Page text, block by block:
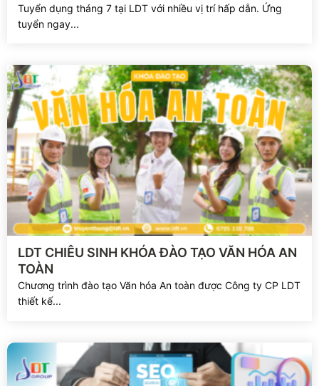
Tuyển dụng tháng 7 tại LDT với nhiều vị trí hấp dẫn. Ứng
tuyển ngay...
Xem chi tiết
LDT CHIÊU SINH KHÓA ĐÀO TẠO VĂN HÓA AN
TOÀN
Chương trình đào tạo Văn hóa An toàn được Công ty CP LDT
thiết kế...